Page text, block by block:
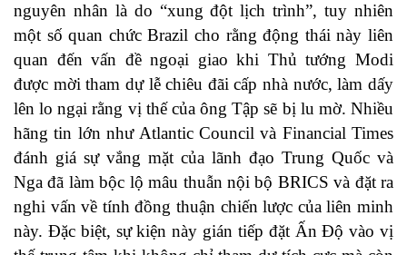
nguyên nhân là do “xung đột lịch trình”, tuy nhiên
một số quan chức Brazil cho rằng động thái này liên
quan đến vấn đề ngoại giao khi Thủ tướng Modi
được mời tham dự lễ chiêu đãi cấp nhà nước, làm dấy
lên lo ngại rằng vị thế của ông Tập sẽ bị lu mờ. Nhiều
hãng tin lớn như Atlantic Council và Financial Times
đánh giá sự vắng mặt của lãnh đạo Trung Quốc và
Nga đã làm bộc lộ mâu thuẫn nội bộ BRICS và đặt ra
nghi vấn về tính đồng thuận chiến lược của liên minh
này. Đặc biệt, sự kiện này gián tiếp đặt Ấn Độ vào vị